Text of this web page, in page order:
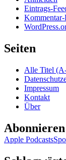
Eintrags-
Kommentar-
Seiten
Alle Titel
Impressum
Kontakt
Über
Abonnieren
Apple Podcasts